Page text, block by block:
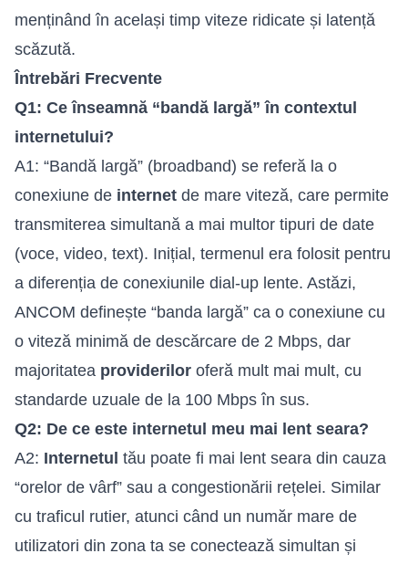
menținând în același timp viteze ridicate și latență
scăzută.
Întrebări Frecvente
Q1: Ce înseamnă “bandă largă” în contextul
internetului?
A1: “Bandă largă” (broadband) se referă la o
conexiune de internet de mare viteză, care permite
transmiterea simultană a mai multor tipuri de date
(voce, video, text). Inițial, termenul era folosit pentru
a diferenția de conexiunile dial-up lente. Astăzi,
ANCOM definește “banda largă” ca o conexiune cu
o viteză minimă de descărcare de 2 Mbps, dar
majoritatea providerilor oferă mult mai mult, cu
standarde uzuale de la 100 Mbps în sus.
Q2: De ce este internetul meu mai lent seara?
A2: Internetul tău poate fi mai lent seara din cauza
“orelor de vârf” sau a congestionării rețelei. Similar
cu traficul rutier, atunci când un număr mare de
utilizatori din zona ta se conectează simultan și